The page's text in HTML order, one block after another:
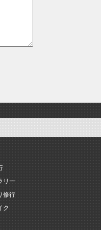
リー
修行
ク